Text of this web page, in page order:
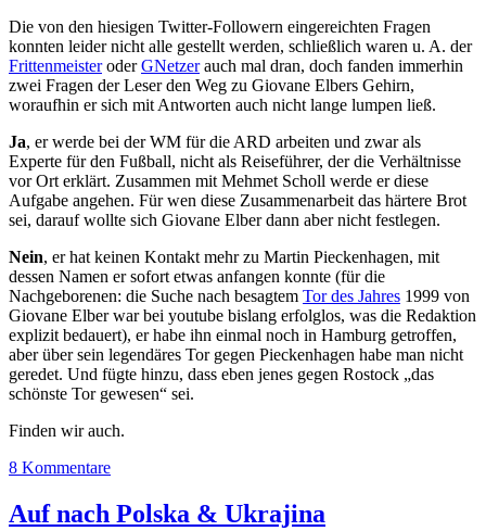
Die von den hiesigen Twitter-Followern eingereichten Fragen
konnten leider nicht alle gestellt werden, schließlich waren u. A. der
FrittenmeisteroderGNetzerauch mal dran, doch fanden immerhin
zwei Fragen der Leser den Weg zu Giovane Elbers Gehirn,
woraufhin er sich mit Antworten auch nicht lange lumpen ließ.
Ja, er werde bei der WM für die ARD arbeiten und zwar als
Experte für den Fußball, nicht als Reiseführer, der die Verhältnisse
vor Ort erklärt. Zusammen mit Mehmet Scholl werde er diese
Aufgabe angehen. Für wen diese Zusammenarbeit das härtere Brot
sei, darauf wollte sich Giovane Elber dann aber nicht festlegen.
Nein, er hat keinen Kontakt mehr zu Martin Pieckenhagen, mit
dessen Namen er sofort etwas anfangen konnte (für die
Nachgeborenen: die Suche nach besagtem Tor des Jahres 1999 von
Giovane Elber war bei youtube bislang erfolglos, was die Redaktion
explizit bedauert), er habe ihn einmal noch in Hamburg getroffen,
aber über sein legendäres Tor gegen Pieckenhagen habe man nicht
geredet. Und fügte hinzu, dass eben jenes gegen Rostock „das
schönste Tor gewesen“ sei.
Finden wir auch.
8 Kommentare
Auf nach Polska & Ukrajina